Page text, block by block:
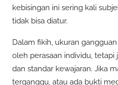
kebisingan ini sering kali
tidak bisa diatur.
Dalam fikih, ukuran
oleh perasaan individu,
dan standar kewajaran. Jika
terganggu, atau ada bukti